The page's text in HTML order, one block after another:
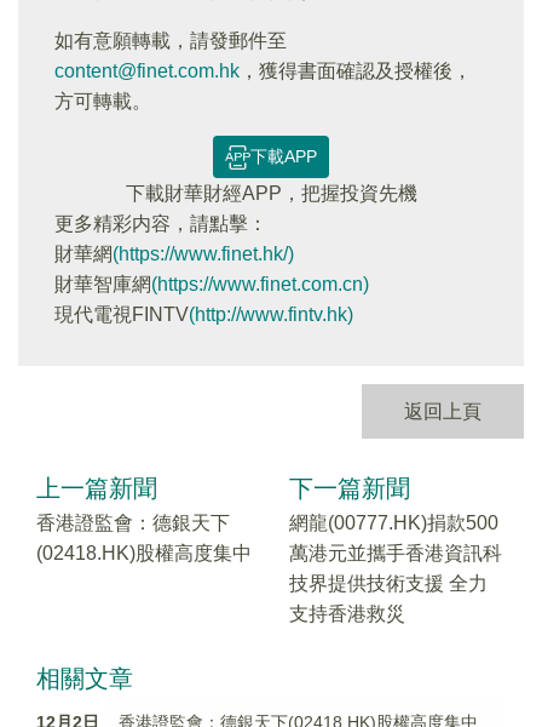
如有意願轉載，請發郵件至
content@finet.com.hk ，獲得書面確認及授權後，
方可轉載。
下載APP
下載財華財經APP，把握投資先機
更多精彩内容，請點擊：
財華網(https://www.finet.hk/)
財華智庫網(https://www.finet.com.cn)
現代電視FINTV(http://www.fintv.hk)
返回上頁
上一篇新聞
香港證監會：德銀天下
(02418.HK)股權高度集中
下一篇新聞
網龍(00777.HK)捐款500
萬港元並攜手香港資訊科
技界提供技術支援 全力
支持香港救災
相關文章
12月2日 香港證監會：德銀天下(02418.HK)股權高度集中